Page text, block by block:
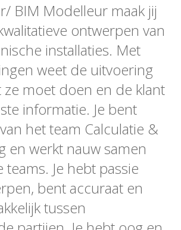
BIM Modelleur maak jij
ontwerpen van
installaties. Met
weet de uitvoering
ze moet doen en de klant
informatie. Je bent
het team Calculatie &
en werkt nauw samen
Je hebt passie
bent accuraat en
tussen